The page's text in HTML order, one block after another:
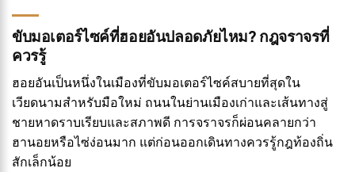
ขับมอเตอร์ไซค์ที่ฮอยอันปลอดภัยไหม? กฎจราจรที่
ควรรู้
ฮอยอันเป็นหนึ่งในเมืองที่ขับมอเตอร์ไซค์สบายที่สุดใน
เวียดนามสำหรับมือใหม่ ถนนในย่านเมืองเก่าและเส้นทางสู่
ชายหาดราบเรียบและสภาพดี การจราจรก็ผ่อนคลายกว่า
ฮานอยหรือไซ่ง่อนมาก แต่ก่อนออกเดินทางควรรู้กฎท้องถิ่น
สักเล็กน้อย